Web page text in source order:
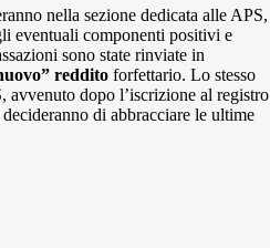
nella sezione dedicata alle APS,
eventuali componenti positivi e
sono state rinviate in
reddito forfettario. Lo stesso
avvenuto dopo l’iscrizione al registro
di abbracciare le ultime